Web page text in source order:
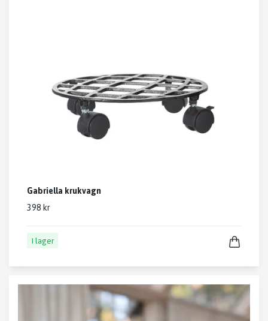
Gabriella krukvagn
398 kr
I lager